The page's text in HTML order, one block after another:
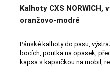
Kalhoty CXS NORWICH,
oranžovo-modré
Pánské kalhoty do pasu,
bocích, poutka na opasek,
kapsa s kapsičkou na mobil,